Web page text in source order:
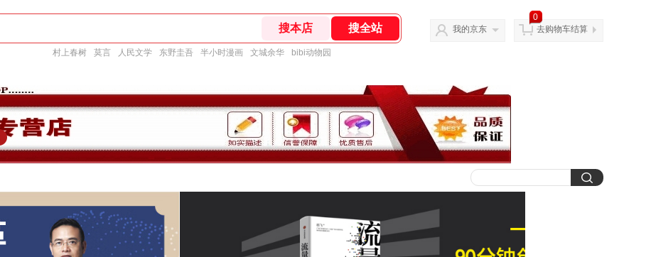
村上春树 莫言 人民文学 东野圭吾 半小时漫画 文城余华 bibi动物园
我的京东
0
去购物车结算